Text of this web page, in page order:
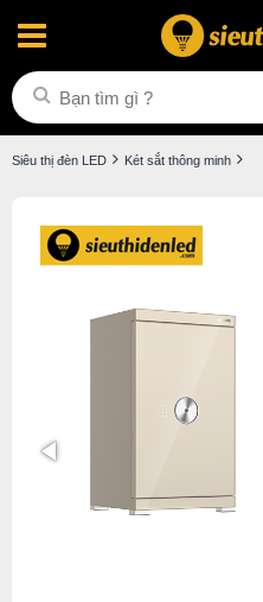
Siêu thị đèn LED Két sắt thông minh